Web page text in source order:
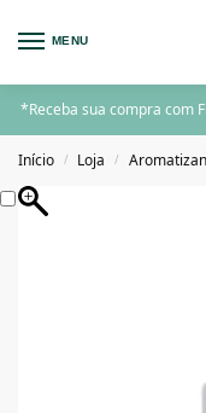
MENU
*Receba sua compra com
Início / Loja /